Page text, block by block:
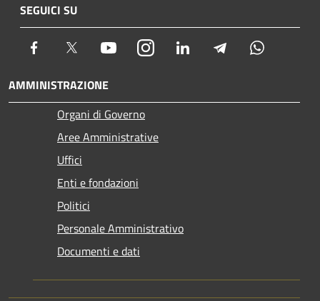
SEGUICI SU
Facebook Twitter YoutubeInstagram LinkedIn Telegram
AMMINISTRAZIONE
Organi di Governo
Aree Amministrative
Uffici
Enti e fondazioni
Politici
Personale Amministrativo
Documenti e dati